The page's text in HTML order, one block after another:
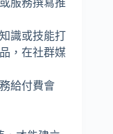
識或技能打
，在社群媒
給付費會